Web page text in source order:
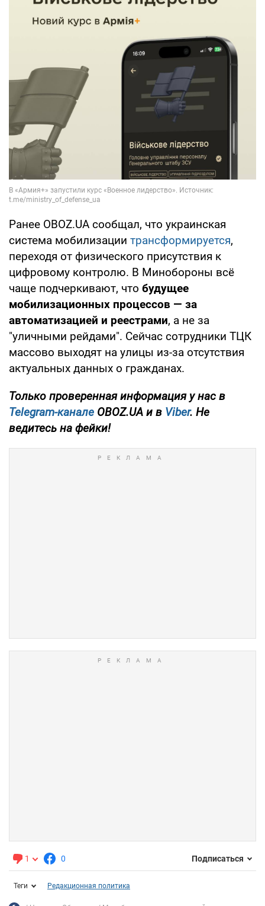
Ранее OBOZ.UA сообщал, что украинская
система мобилизации трансформируется,
переходя от физического присутствия к
цифровому контролю. В Минобороны всё
чаще подчеркивают, что будущее
мобилизационных процессов — за
автоматизацией и реестрами, а не за
"уличными рейдами". Сейчас сотрудники ТЦК
массово выходят на улицы из-за отсутствия
актуальных данных о гражданах.
Только проверенная информация у нас в
Telegram-канале OBOZ.UA и в Viber. Не
ведитесь на фейки!
1 0 Подписаться
Теги Редакционная политика